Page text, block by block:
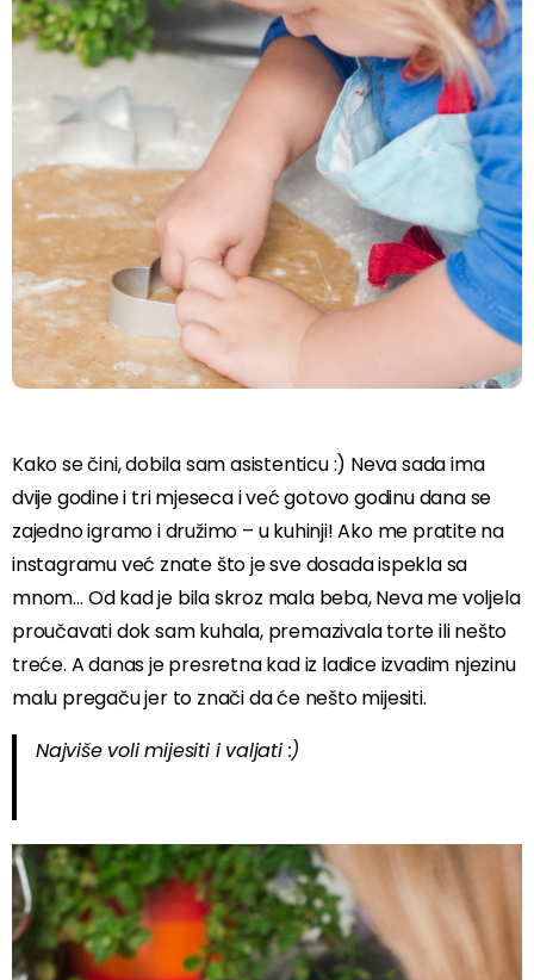
Kako se čini, dobila sam asistenticu :) Neva sada ima
dvije godine i tri mjeseca i već gotovo godinu dana se
zajedno igramo i družimo – u kuhinji! Ako me pratite na
instagramu već znate što je sve dosada ispekla sa
mnom… Od kad je bila skroz mala beba, Neva me voljela
proučavati dok sam kuhala, premazivala torte ili nešto
treće. A danas je presretna kad iz ladice izvadim njezinu
malu pregaču jer to znači da će nešto mijesiti.
Najviše voli mijesiti i valjati :)